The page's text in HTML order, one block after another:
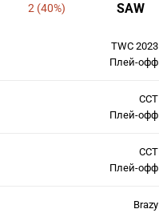
SAW
2 (40%)
TWC 2023
Плей-офф
CCT
Плей-офф
CCT
Плей-офф
Brazy